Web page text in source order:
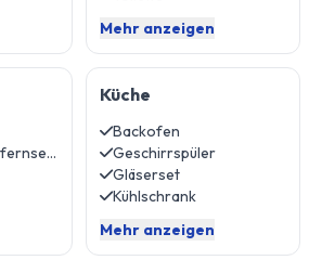
Mehr anzeigen
Kabel-/Satellitenfernsehen
Küche
Backofen
Geschirrspüler
Gläserset
Kühlschrank
Mehr anzeigen